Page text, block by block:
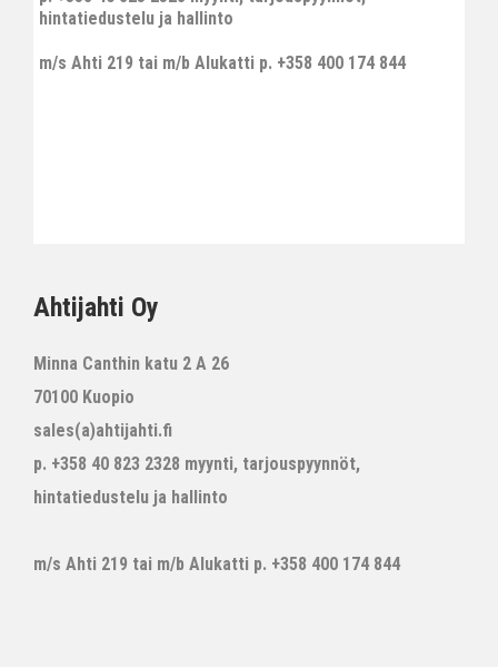
hintatiedustelu ja hallinto
m/s Ahti 219 tai m/b Alukatti p. +358 400 174 844
Ahtijahti Oy
Minna Canthin katu 2 A 26
70100 Kuopio
sales(a)ahtijahti.fi
p. +358 40 823 2328 myynti, tarjouspyynnöt,
hintatiedustelu ja hallinto
m/s Ahti 219 tai m/b Alukatti p. +358 400 174 844